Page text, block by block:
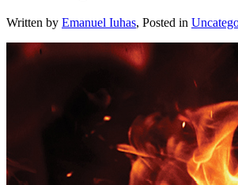
Written by Emanuel Iuhas, Posted in